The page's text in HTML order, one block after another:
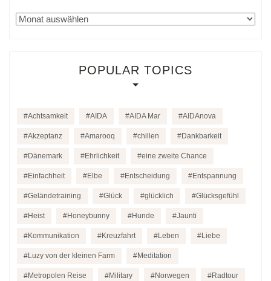
Archiv
POPULAR TOPICS
Achtsamkeit AIDA AIDA Mar AIDAnova
Akzeptanz Amarooq chillen Dankbarkeit
Dänemark Ehrlichkeit eine zweite Chance
Einfachheit Elbe Entscheidung Entspannung
Geländetraining Glück glücklich Glücksgefühl
Heist Honeybunny Hunde Jaunti
Kommunikation Kreuzfahrt Leben Liebe
Luzy von der kleinen Farm Meditation
Metropolen Reise Military Norwegen Radtour